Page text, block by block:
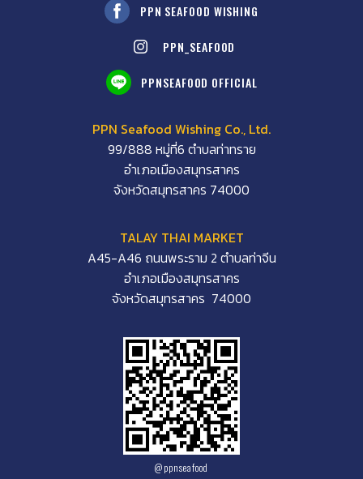
PPN SEAFOOD WISHING
PPN_SEAFOOD
PPNSEAFOOD OFFICIAL
PPN Seafood Wishing Co., Ltd.
99/888 หมู่ที่6 ตำบลท่าทราย
อำเภอเมืองสมุทรสาคร
จังหวัดสมุทรสาคร 74000
TALAY THAI MARKET
A45-A46 ถนนพระราม 2 ตำบลท่าจีน
อำเภอเมืองสมุทรสาคร
จังหวัดสมุทรสาคร 74000
@ppnseafood